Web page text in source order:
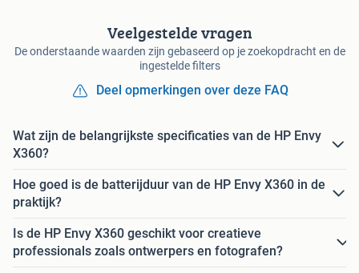
Veelgestelde vragen
De onderstaande waarden zijn gebaseerd op je zoekopdracht en de
ingestelde filters
Deel opmerkingen over deze FAQ
Wat zijn de belangrijkste specificaties van de HP Envy
X360?
Hoe goed is de batterijduur van de HP Envy X360 in de
praktijk?
Is de HP Envy X360 geschikt voor creatieve
professionals zoals ontwerpers en fotografen?